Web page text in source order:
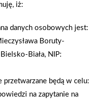
w każdym meczu 3,6 mln
iż:
danych osobowych jest:
Boruty-
Biała, NIP:
przetwarzane będą w celu:
na zapytanie na